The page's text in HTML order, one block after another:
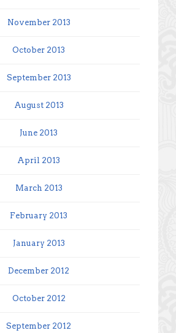
November 2013
October 2013
September 2013
August 2013
June 2013
April 2013
March 2013
February 2013
January 2013
December 2012
October 2012
September 2012